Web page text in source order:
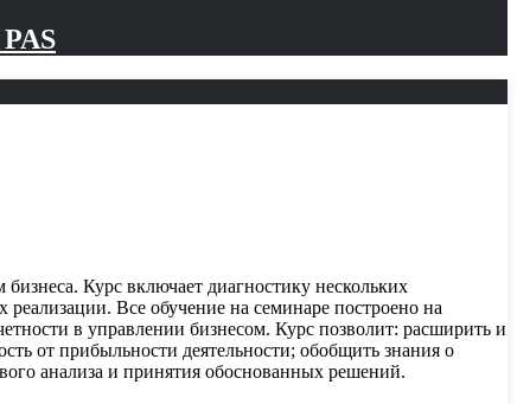
Курс включает диагностику нескольких
Все обучение на семинаре построено на
в управлении бизнесом. Курс позволит: расширить и
от прибыльности деятельности; обобщить знания о
анализа и принятия обоснованных решений.